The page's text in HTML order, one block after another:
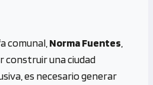
comunal, Norma Fuentes
construir una ciudad
es necesario generar